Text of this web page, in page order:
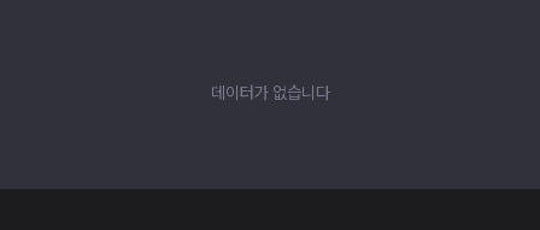
데이터가 없습니다